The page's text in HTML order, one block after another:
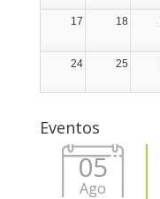
17 18
24 25
Eventos
05
Ago